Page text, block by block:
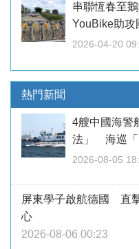
串聯恆春至
YouBike助攻
2026-04-20
熱門新聞
4艘中國海警
法」 海巡「
2026-08-05
屏東學子啟航德國 直
心
2026-08-06 00:23